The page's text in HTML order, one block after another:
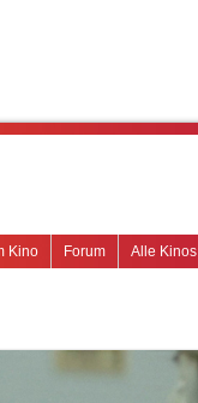
Alle Kinos
Forum
Kino